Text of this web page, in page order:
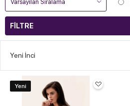
FILTRE
Yeni İnci
Yeni